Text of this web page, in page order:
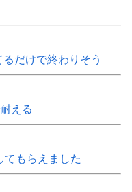
だけで終わりそう
える
てもらえました